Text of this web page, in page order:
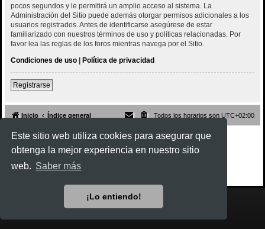
Este sitio web utiliza cookies para asegurar que
obtenga la mejor experiencia en nuestro sitio
web. Saber más
¡Lo entiendo!
pocos segundos y le permitirá un amplio acceso al sistema. La
Administración del Sitio puede además otorgar permisos adicionales a los
usuarios registrados. Antes de identificarse asegúrese de estar
familiarizado con nuestros términos de uso y políticas relacionadas. Por
favor lea las reglas de los foros mientras navega por el Sitio.
Condiciones de uso | Política de privacidad
Registrarse
Inicio Índice general Todos los horarios son UTC+02:00
Desarrollado por phpBB® Forum Software © phpBB Limited
Style Rock'n Rollported 3.3 byphpBB Spain